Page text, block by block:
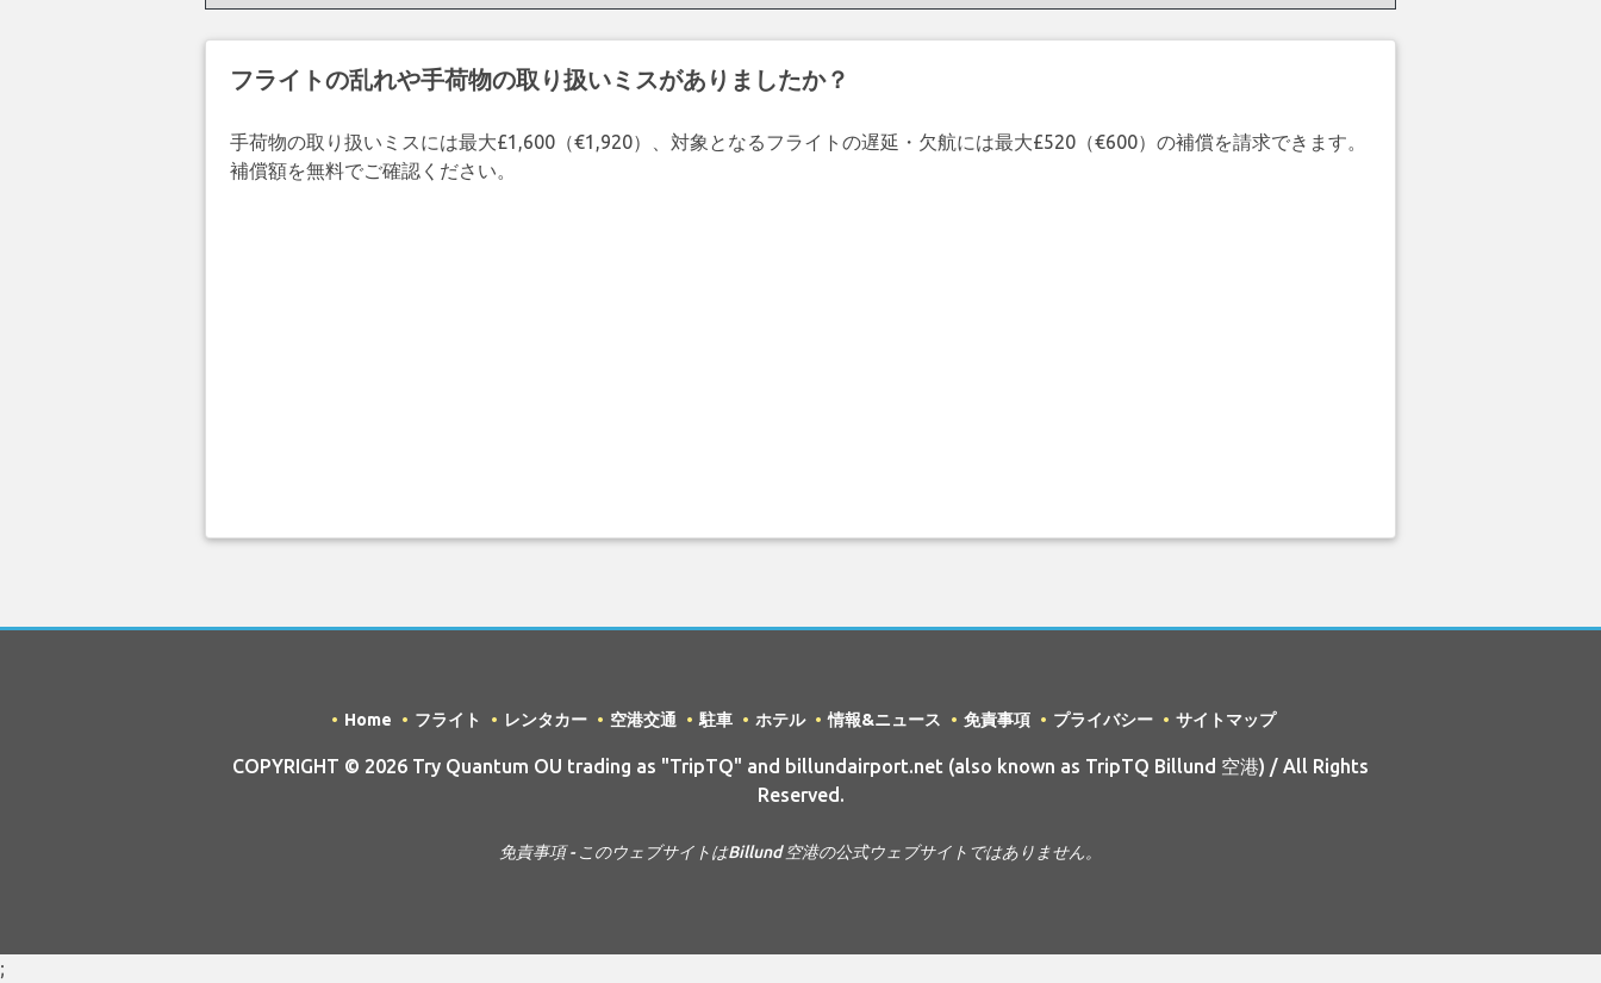
フライトの乱れや手荷物の取り扱いミスがありましたか？
手荷物の取り扱いミスには最大£1,600（€1,920）、対象となるフライトの遅延・欠航には最大£520（€600）の補償を請求できます。
補償額を無料でご確認ください。
Home フライト レンタカー 空港交通 駐車 ホテル 情報&ニュース 免責事項 プライバシー サイトマップ
COPYRIGHT © 2026 Try Quantum OU trading as "TripTQ" and billundairport.net (also known as TripTQ Billund 空港) / All Rights
Reserved.
免責事項 - このウェブサイトはBillund 空港の公式ウェブサイトではありません。
;